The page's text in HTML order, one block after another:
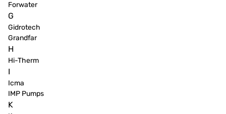
Forwater
G
Gidrotech
Grandfar
H
Hi-Therm
I
Icma
IMP Pumps
K